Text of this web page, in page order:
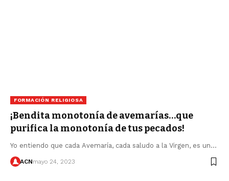
FORMACIÓN RELIGIOSA
¡Bendita monotonía de avemarías…que
purifica la monotonía de tus pecados!
Yo entiendo que cada Avemaría, cada saludo a la Virgen, es un…
ACNmayo 24, 2023